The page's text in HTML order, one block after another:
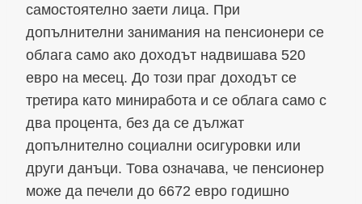
самостоятелно заети лица. При
допълнителни занимания на пенсионери се
облага само ако доходът надвишава 520
евро на месец. До този праг доходът се
третира като миниработа и се облага само с
два процента, без да се дължат
допълнително социални осигуровки или
други данъци. Това означава, че пенсионер
може да печели до 6672 евро годишно